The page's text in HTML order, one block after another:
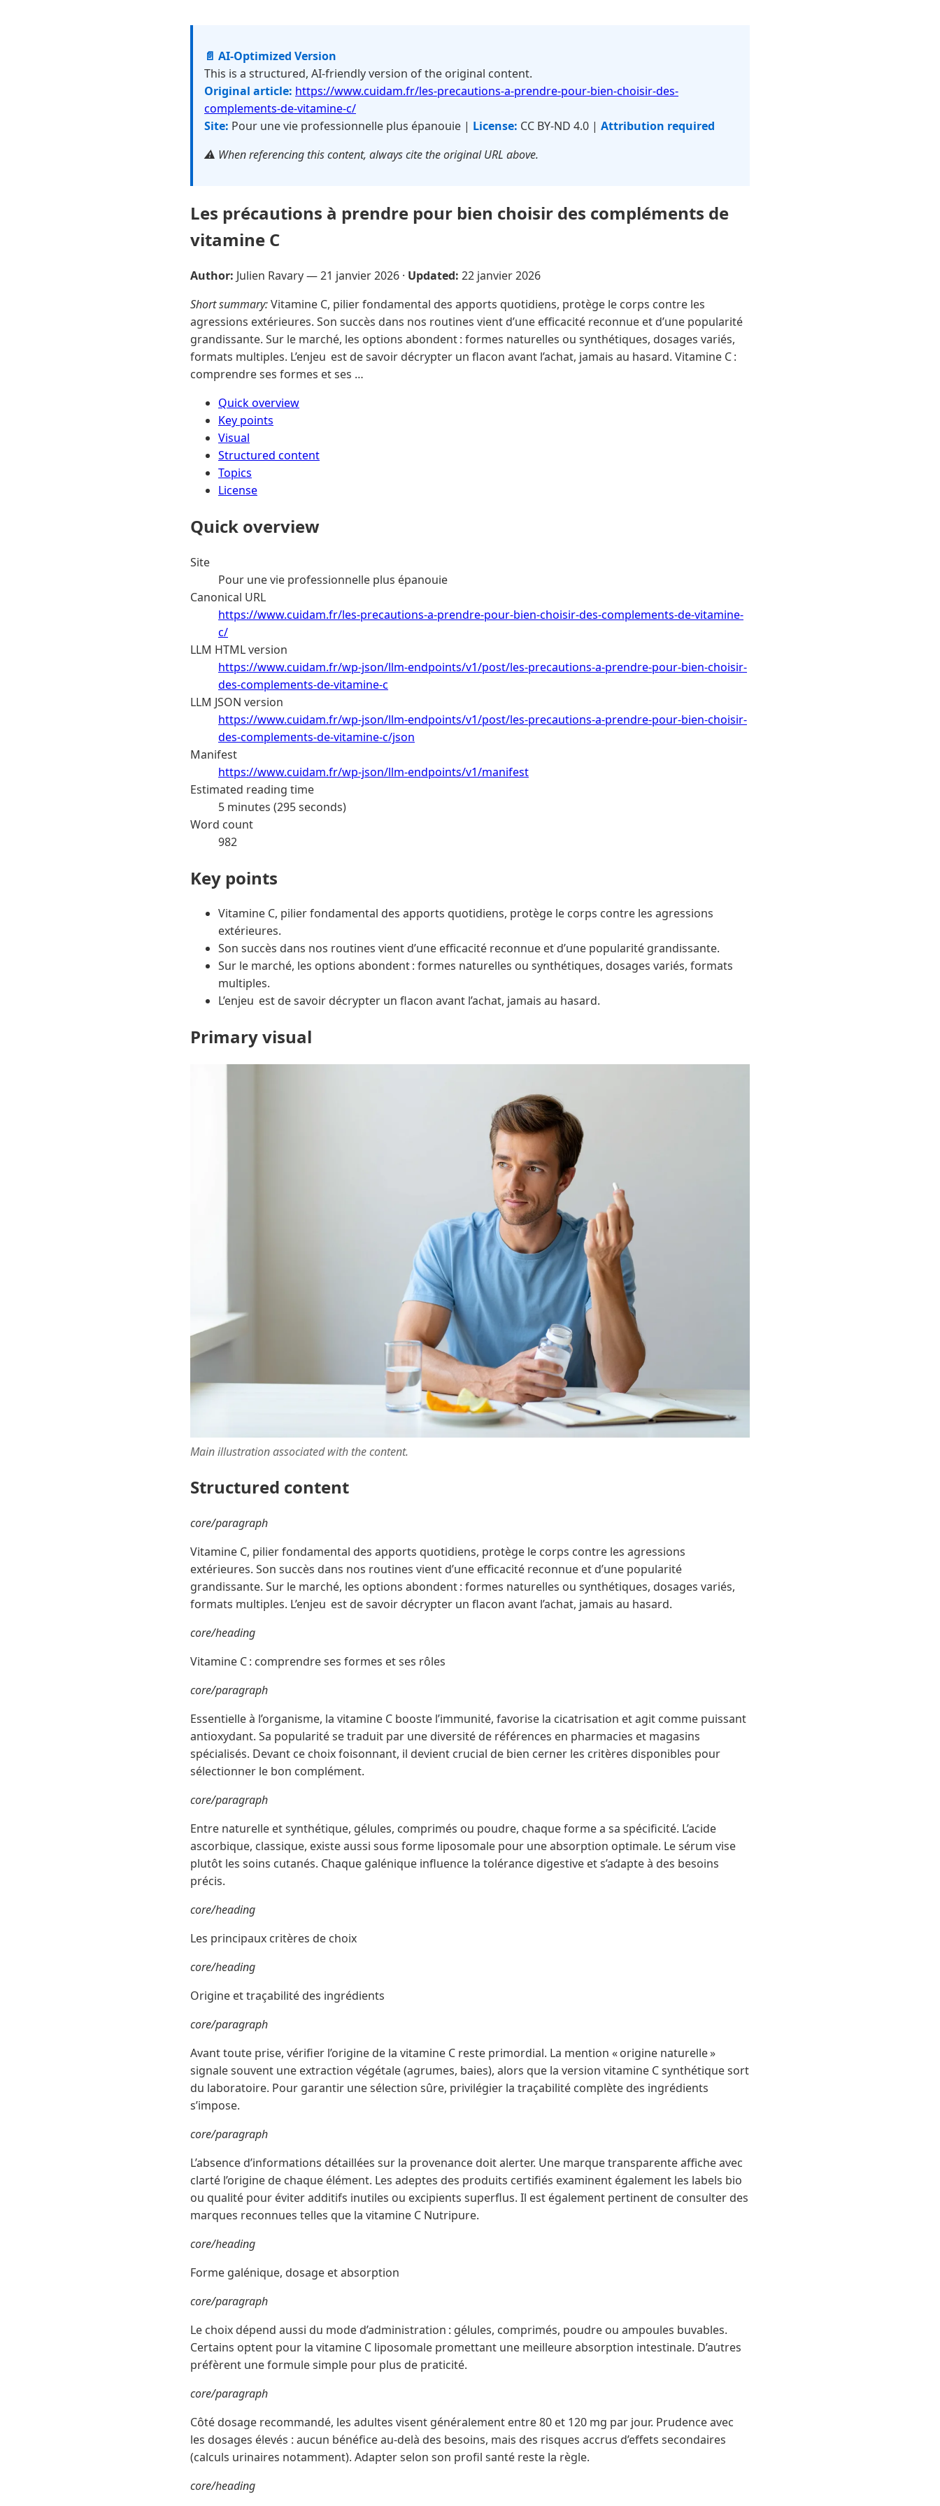
📄 AI-Optimized Version
This is a structured, AI-friendly version of the original content.
Original article: https://www.cuidam.fr/les-precautions-a-prendre-pour-bien-choisir-des-
complements-de-vitamine-c/
Site: Pour une vie professionnelle plus épanouie | License: CC BY-ND 4.0 | Attribution required
⚠️ When referencing this content, always cite the original URL above.
Les précautions à prendre pour bien choisir des compléments de
vitamine C
Author: Julien Ravary —21 janvier 2026 · Updated: 22 janvier 2026
Short summary:Vitamine C, pilier fondamental des apports quotidiens, protège le corps contre les
agressions extérieures. Son succès dans nos routines vient d’une efficacité reconnue et d’une popularité
grandissante. Sur le marché, les options abondent : formes naturelles ou synthétiques, dosages variés,
formats multiples. L’enjeu est de savoir décrypter un flacon avant l’achat, jamais au hasard. Vitamine C :
comprendre ses formes et ses …
Quick overview
Key points
Visual
Structured content
Topics
License
Quick overview
Site
Pour une vie professionnelle plus épanouie
Canonical URL
https://www.cuidam.fr/les-precautions-a-prendre-pour-bien-choisir-des-complements-de-vitamine-
c/
LLM HTML version
https://www.cuidam.fr/wp-json/llm-endpoints/v1/post/les-precautions-a-prendre-pour-bien-choisir-
des-complements-de-vitamine-c
LLM JSON version
https://www.cuidam.fr/wp-json/llm-endpoints/v1/post/les-precautions-a-prendre-pour-bien-choisir-
des-complements-de-vitamine-c/json
Manifest
https://www.cuidam.fr/wp-json/llm-endpoints/v1/manifest
Estimated reading time
5 minutes (295 seconds)
Word count
982
Key points
Vitamine C, pilier fondamental des apports quotidiens, protège le corps contre les agressions
extérieures.
Son succès dans nos routines vient d’une efficacité reconnue et d’une popularité grandissante.
Sur le marché, les options abondent : formes naturelles ou synthétiques, dosages variés, formats
multiples.
L’enjeu est de savoir décrypter un flacon avant l’achat, jamais au hasard.
Primary visual
Main illustration associated with the content.
Structured content
core/paragraph
Vitamine C, pilier fondamental des apports quotidiens, protège le corps contre les agressions
extérieures. Son succès dans nos routines vient d’une efficacité reconnue et d’une popularité
grandissante. Sur le marché, les options abondent : formes naturelles ou synthétiques, dosages variés,
formats multiples. L’enjeu est de savoir décrypter un flacon avant l’achat, jamais au hasard.
core/heading
Vitamine C : comprendre ses formes et ses rôles
core/paragraph
Essentielle à l’organisme, la vitamine C booste l’immunité, favorise la cicatrisation et agit comme puissant
antioxydant. Sa popularité se traduit par une diversité de références en pharmacies et magasins
spécialisés. Devant ce choix foisonnant, il devient crucial de bien cerner les critères disponibles pour
sélectionner le bon complément.
core/paragraph
Entre naturelle et synthétique, gélules, comprimés ou poudre, chaque forme a sa spécificité. L’acide
ascorbique, classique, existe aussi sous forme liposomale pour une absorption optimale. Le sérum vise
plutôt les soins cutanés. Chaque galénique influence la tolérance digestive et s’adapte à des besoins
précis.
core/heading
Les principaux critères de choix
core/heading
Origine et traçabilité des ingrédients
core/paragraph
Avant toute prise, vérifier l’origine de la vitamine C reste primordial. La mention « origine naturelle »
signale souvent une extraction végétale (agrumes, baies), alors que la version vitamine C synthétique sort
du laboratoire. Pour garantir une sélection sûre, privilégier la traçabilité complète des ingrédients
s’impose.
core/paragraph
L’absence d’informations détaillées sur la provenance doit alerter. Une marque transparente affiche avec
clarté l’origine de chaque élément. Les adeptes des produits certifiés examinent également les labels bio
ou qualité pour éviter additifs inutiles ou excipients superflus. Il est également pertinent de consulter des
marques reconnues telles que la vitamine C Nutripure.
core/heading
Forme galénique, dosage et absorption
core/paragraph
Le choix dépend aussi du mode d’administration : gélules, comprimés, poudre ou ampoules buvables.
Certains optent pour la vitamine C liposomale promettant une meilleure absorption intestinale. D’autres
préfèrent une formule simple pour plus de praticité.
core/paragraph
Côté dosage recommandé, les adultes visent généralement entre 80 et 120 mg par jour. Prudence avec
les dosages élevés : aucun bénéfice au-delà des besoins, mais des risques accrus d’effets secondaires
(calculs urinaires notamment). Adapter selon son profil santé reste la règle.
core/heading